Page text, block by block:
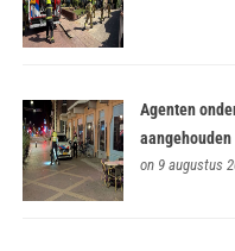
Agenten
aangehouden
on 9 augustus